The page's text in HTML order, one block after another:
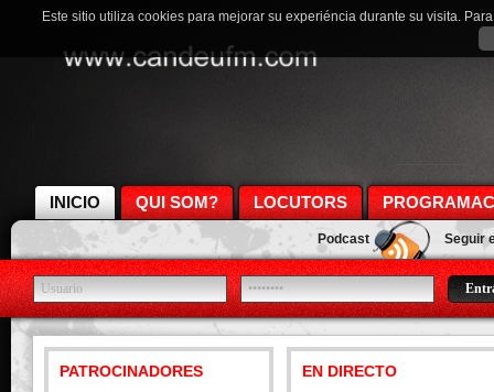
INICIO QUI SOM? LOCUTORS
Podcast Seguir
PATROCINADORES EN DIRECTO
Este sitio utiliza cookies para mejorar su experiéncia durante su visita.